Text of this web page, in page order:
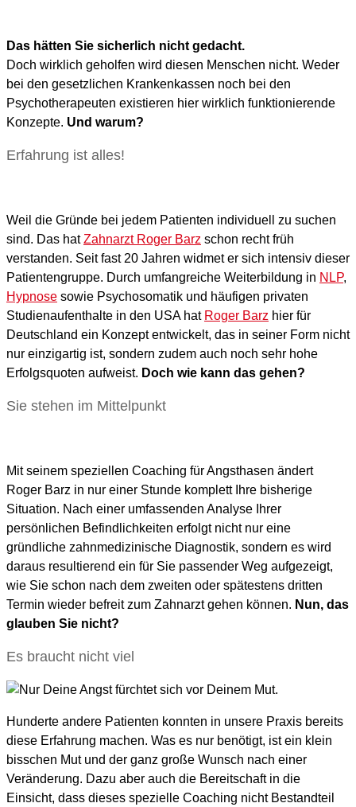
Das hätten Sie sicherlich nicht gedacht.
Doch wirklich geholfen wird diesen Menschen nicht. Weder
bei den gesetzlichen Krankenkassen noch bei den
Psychotherapeuten existieren hier wirklich funktionierende
Konzepte. Und warum?
Erfahrung ist alles!
Weil die Gründe bei jedem Patienten individuell zu suchen
sind. Das hatZahnarzt Roger Barz schon recht früh
verstanden. Seit fast 20 Jahren widmet er sich intensiv dieser
Patientengruppe. Durch umfangreiche Weiterbildung in NLP,
Hypnose sowie Psychosomatik und häufigen privaten
Studienaufenthalte in den USA hat Roger Barz hier für
Deutschland ein Konzept entwickelt, das in seiner Form nicht
nur einzigartig ist, sondern zudem auch noch sehr hohe
Erfolgsquoten aufweist. Doch wie kann das gehen?
Sie stehen im Mittelpunkt
Mit seinem speziellen Coaching für Angsthasen ändert
Roger Barz in nur einer Stunde komplett Ihre bisherige
Situation. Nach einer umfassenden Analyse Ihrer
persönlichen Befindlichkeiten erfolgt nicht nur eine
gründliche zahnmedizinische Diagnostik, sondern es wird
daraus resultierend ein für Sie passender Weg aufgezeigt,
wie Sie schon nach dem zweiten oder spätestens dritten
Termin wieder befreit zum Zahnarzt gehen können. Nun, das
glauben Sie nicht?
Es braucht nicht viel
Hunderte andere Patienten konnten in unsere Praxis bereits
diese Erfahrung machen. Was es nur benötigt, ist ein klein
bisschen Mut und der ganz große Wunsch nach einer
Veränderung. Dazu aber auch die Bereitschaft in die
Einsicht, dass dieses spezielle Coaching nicht Bestandteil